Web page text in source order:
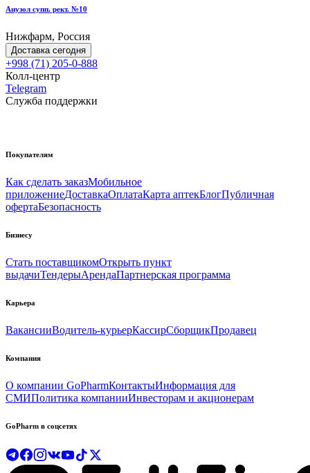
Анузол супп. рект. №10
Нижфарм, Россия
Доставка сегодня
+998 (71) 205-0-888
Колл-центр
Telegram
Служба поддержки
Покупателям
Как сделать заказМобильное
приложениеДоставкаОплатаКарта аптекБлогПубличная
офертаБезопасность
Бизнесу
Стать поставщикомОткрыть пункт
выдачиТендерыАрендаПартнерская программа
Карьера
ВакансииВодитель-курьерКассирСборщикПродавец
Компания
О компании GoPharmКонтактыИнформация для
СМИПолитика компанииИнвесторам и акционерам
GoPharm в соцсетях